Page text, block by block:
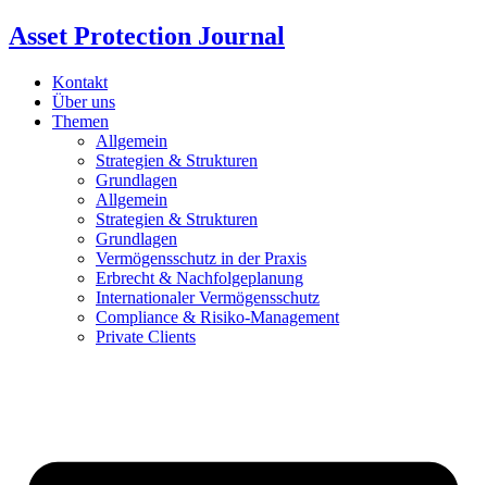
Asset Protection Journal
Kontakt
Über uns
Themen
Allgemein
Strategien & Strukturen
Grundlagen
Allgemein
Strategien & Strukturen
Grundlagen
Vermögensschutz in der Praxis
Erbrecht & Nachfolgeplanung
Internationaler Vermögensschutz
Compliance & Risiko-Management
Private Clients